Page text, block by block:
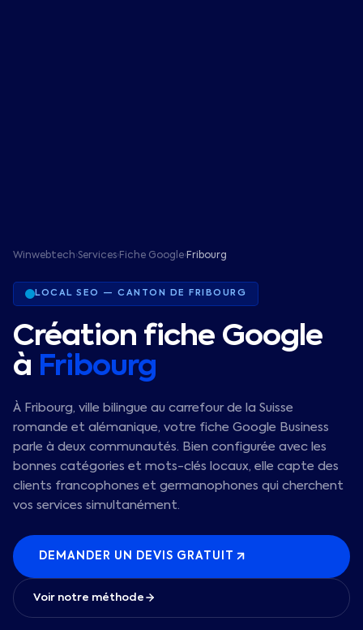
Winwebtech ›Services› Fiche Google› Fribourg
LOCAL SEO — CANTON DE FRIBOURG
Création fiche Google
à Fribourg
À Fribourg, ville bilingue au carrefour de la Suisse
romande et alémanique, votre fiche Google Business
parle à deux communautés. Bien configurée avec les
bonnes catégories et mots-clés locaux, elle capte des
clients francophones et germanophones qui cherchent
vos services simultanément.
DEMANDER UN DEVIS GRATUIT
Voir notre méthode